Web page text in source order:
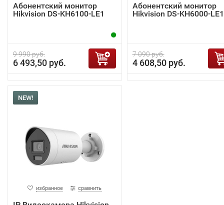
Абонентский монитор
Hikvision DS-KH6100-LE1
9 990 руб.
6 493,50 руб.
Абонентский монитор
Hikvision DS-KH6000-LE1
7 090 руб.
4 608,50 руб.
NEW!
избранное сравнить